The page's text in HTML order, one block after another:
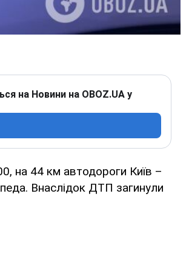
на Новини на OBOZ.UA у
на 44 км автодороги Київ –
Внаслідок ДТП загинули